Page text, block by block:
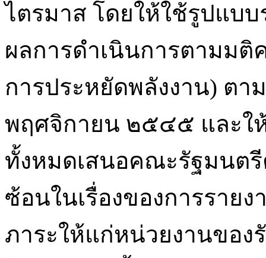
ไตรมาส โดยให้ใช้รูปแบบ
ผลการดำเนินการตามมติ
การประหยัดพลังงาน) ต
พฤศจิกายน ๒๕๔๕ และใ
ทั้งหมดเสนอคณะรัฐมนต
ซ้อนในเรื่องของการราย
ภาระให้แก่หน่วยงานของ